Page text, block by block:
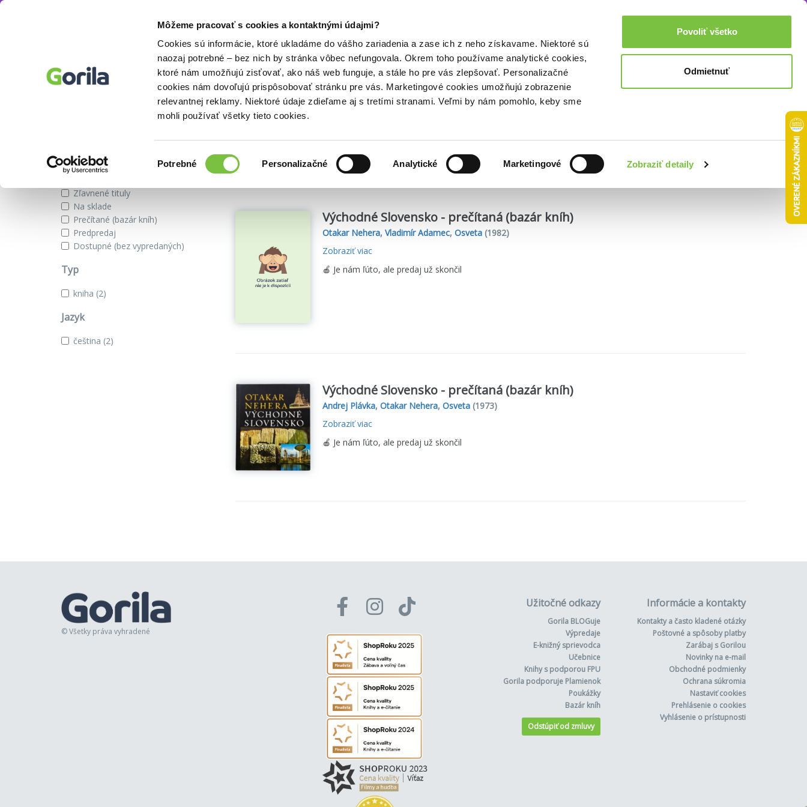
Môžeme pracovať s cookies a kontaktnými údajmi?
Cookies sú informácie, ktoré ukladáme do vášho zariadenia a zase ich z neho získavame. Niektoré sú
naozaj potrebné – bez nich by stránka vôbec nefungovala. Okrem toho používame analytické cookies,
ktoré nám umožňujú zisťovať, ako náš web funguje, a stále ho pre vás zlepšovať. Personalizačné
cookies nám dovoľujú prispôsobovať stránku pre vás. Marketingové cookies umožňujú zobrazenie
relevantnej reklamy. Niektoré údaje zdieľame aj s tretími stranami. Veľmi by nám pomohlo, keby sme
mohli používať všetky tieto cookies.
súhlasu
Potrebné Personalizačné Analytické Marketingové Zobraziť detaily
Povoliť všetko
Odmietnuť
Doplnky Prihlásenie 0,00€
Otakar Nehera Akcie a zľavy
Knihy autora Otakar Nehera
Zobraziť iba
Zľavnené tituly
Na sklade
Prečítané (bazár kníh)
Predpredaj
Dostupné (bez vypredaných)
Typ
kniha (2)
Jazyk
čeština (2)
Našli sme Zoradiť podľa:
Východné Slovensko - prečítaná (bazár kníh)
Otakar Nehera, Vladimír Adamec, Osveta(1982)
Zobraziť viac
🍎 Je nám ľúto, ale predaj už skončil
Východné Slovensko - prečítaná (bazár kníh)
Andrej Plávka, Otakar Nehera, Osveta(1973)
Zobraziť viac
🍎 Je nám ľúto, ale predaj už skončil
© Všetky práva vyhradené
Užitočné odkazy
Gorila BLOGuje
Výpredaje
E-knižný sprievodca
Učebnice
Knihy s podporou FPU
Gorila podporuje Plamienok
Poukážky
Bazár kníh
Odstúpiť od zmluvy
Informácie a kontakty
Kontakty a často kladené otázky
Poštovné a spôsoby platby
Zarábaj s Gorilou
Novinky na e-mail
Obchodné podmienky
Ochrana súkromia
Nastaviť cookies
Prehlásenie o cookies
Vyhlásenie o prístupnosti